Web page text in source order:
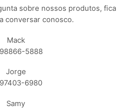
sobre nossos produtos, fica
conversar conosco.
Mack
5888
Jorge
6980
Samy